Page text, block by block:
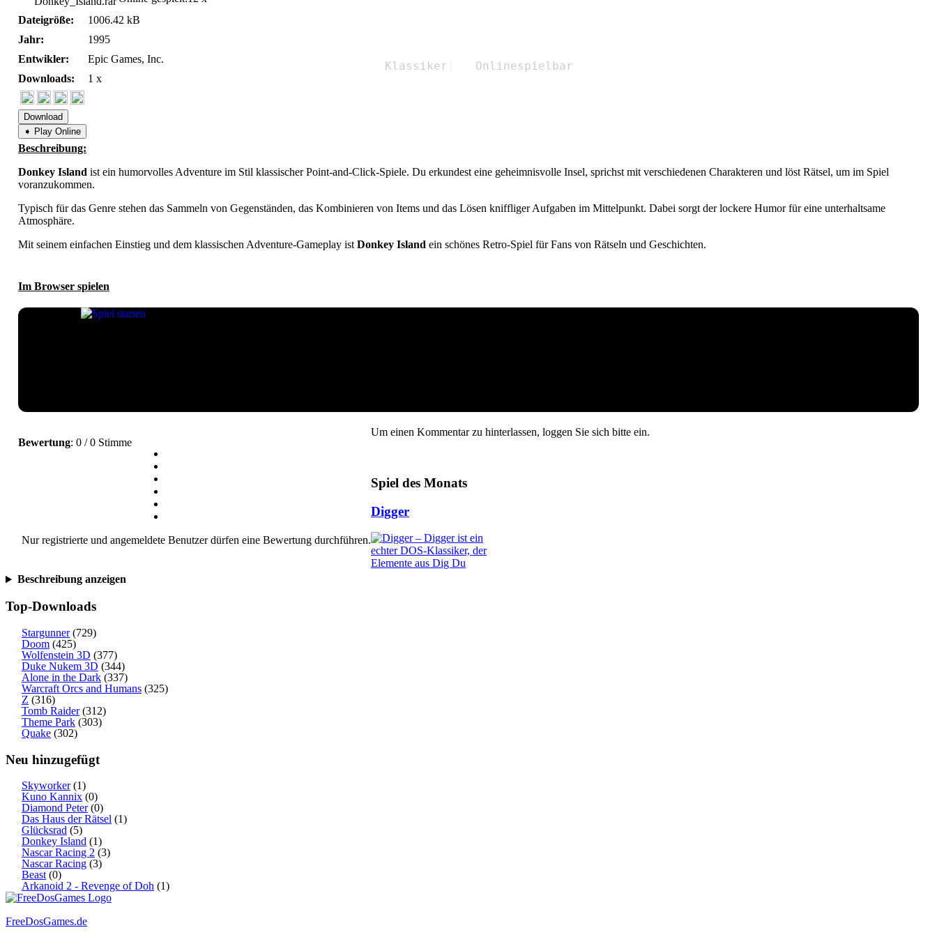
Klassiker Onlinespielbar
Dateigröße:
1006.42 kB
Jahr:
1995
Entwikler:
Epic Games, Inc.
Downloads:
1 x
Download
➧ Play Online
Beschreibung:
Donkey Island ist ein humorvolles Adventure im Stil klassischer Point-and-Click-Spiele. Du erkundest eine geheimnisvolle Insel, sprichst mit verschiedenen Charakteren und löst Rätsel, um im Spiel
voranzukommen.
Typisch für das Genre stehen das Sammeln von Gegenständen, das Kombinieren von Items und das Lösen kniffliger Aufgaben im Mittelpunkt. Dabei sorgt der lockere Humor für eine unterhaltsame
Atmosphäre.
Mit seinem einfachen Einstieg und dem klassischen Adventure-Gameplay ist Donkey Island ein schönes Retro-Spiel für Fans von Rätseln und Geschichten.
Im Browser spielen
Bewertung: 0 / 0 Stimme
Nur registrierte und angemeldete Benutzer dürfen eine Bewertung durchführen.
Um einen Kommentar zu hinterlassen, loggen Sie sich bitte ein.
Spiel des Monats
Digger
Beschreibung anzeigen
Top-Downloads
Stargunner(729)
Doom (425)
Wolfenstein 3D (377)
Duke Nukem 3D (344)
Alone in the Dark (337)
Warcraft Orcs and Humans (325)
Z (316)
Tomb Raider(312)
Theme Park (303)
Quake (302)
Neu hinzugefügt
Skyworker(1)
Kuno Kannix (0)
Diamond Peter(0)
Das Haus der Rätsel (1)
Glücksrad (5)
Donkey Island (1)
Nascar Racing 2 (3)
Nascar Racing (3)
Beast (0)
Arkanoid 2 - Revenge of Doh (1)
FreeDosGames.de